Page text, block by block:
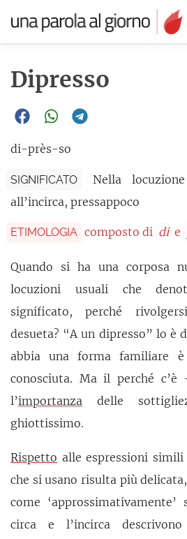
Dipresso
di-près-so
SIGNIFICATO
Nella
all’incirca, pressappoco
ETIMOLOGIA composto di di e
Quando si ha una corposa
locuzioni usuali che
significato, perché
desueta? “A un dipresso” lo è
abbia una forma familiare
conosciuta. Ma il perché
l’importanza delle
ghiottissimo.
Rispetto alle espressioni simili
che si usano risulta più
come
circa e l’incirca